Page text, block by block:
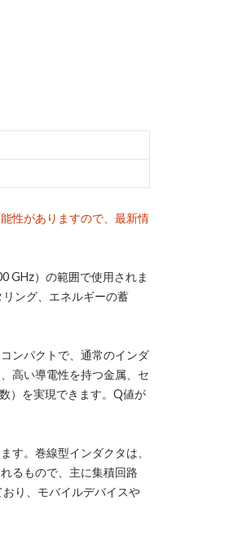
性がありますので、最新情
GHz）の範囲で使用されま
ング、エネルギーの蓄
ンパクトで、通常のインダ
高い導電性を持つ金属、セ
）を実現できます。Q値が
す。巻線型インダクタは、
るもので、主に集積回路
り、モバイルデバイスや